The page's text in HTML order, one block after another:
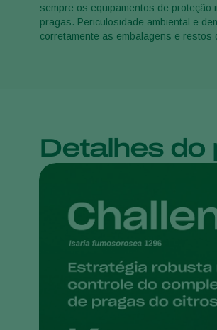
sempre os equipamentos de proteção
pragas. Periculosidade ambiental e
corretamente as embalagens e restos
Detalhes do